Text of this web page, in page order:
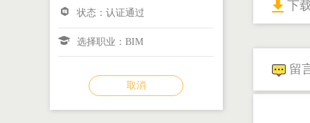
状态：认证通过
选择职业：BIM
取消
下
留